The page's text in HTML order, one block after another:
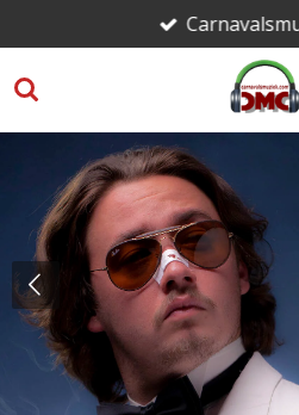
direct
naar
hoofdinhoud
Carnavalsmuziek.com